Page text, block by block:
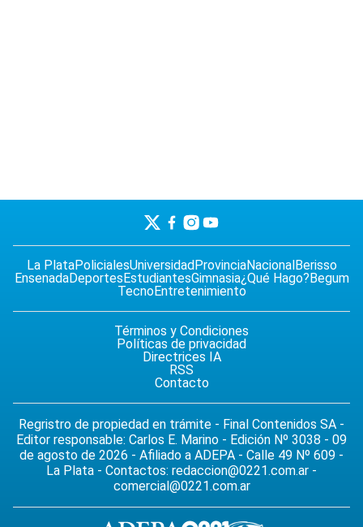
La PlataPolicialesUniversidad ProvinciaNacional Berisso
EnsenadaDeportes EstudiantesGimnasia¿Qué Hago? Begum
TecnoEntretenimiento
Términos y Condiciones
Políticas de privacidad
Directrices IA
RSS
Contacto
Regristro de propiedad en trámite - Final Contenidos SA -
Editor responsable: Carlos E. Marino - Edición Nº 3038 - 09
de agosto de 2026 - Afiliado a ADEPA - Calle 49 Nº 609 -
La Plata - Contactos: redaccion@0221.com.ar -
comercial@0221.com.ar